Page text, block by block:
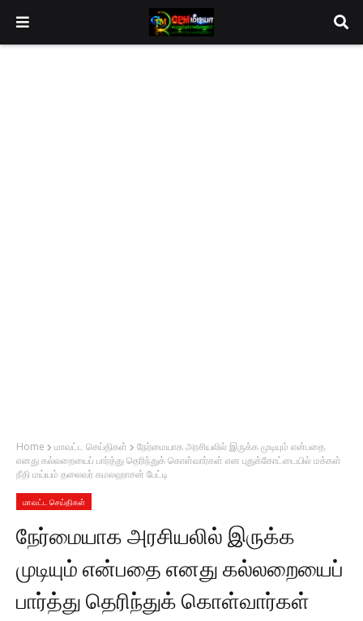
Home மாவட்ட செய்திகள்
நேர்மையாக அரசியலில் இருக்க முடியும் என்பதை
எனது கல்லறையைப் பார்த்து தெரிந்துக் கொள்வார்கள் என புதுக்கோட்டையில் மக்கள்
நீதி மய்யம் தலைவர் கமலஹாசன் பேட்டி
மாவட்ட செய்திகள்
நேர்மையாக அரசியலில் இருக்க
முடியும் என்பதை எனது கல்லறையைப்
பார்த்து தெரிந்துக் கொள்வார்கள்